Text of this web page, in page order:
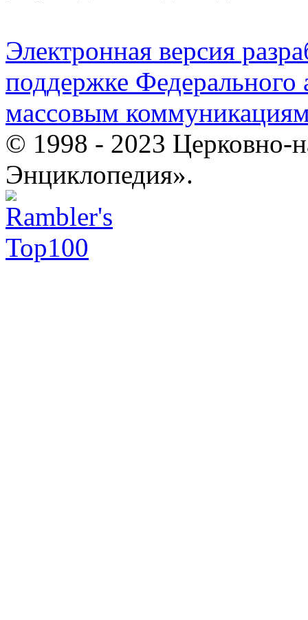
Электронная версия
поддержке Федерального
массовым
© 1998 - 2023 Церковно-
Энциклопедия».